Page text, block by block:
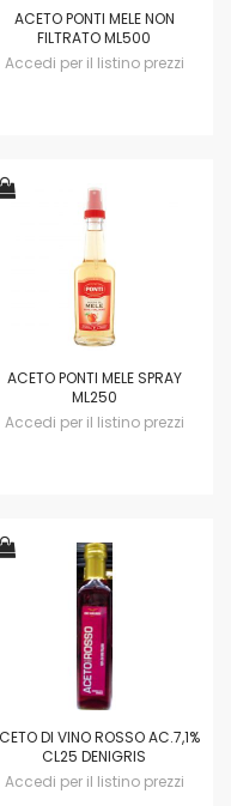
ACETO PONTI MELE NON
FILTRATO ML500
Accedi per il listino prezzi
ACETO PONTI MELE SPRAY
ML250
Accedi per il listino prezzi
DI VINO ROSSO AC.7,1%
CL25 DENIGRIS
Accedi per il listino prezzi